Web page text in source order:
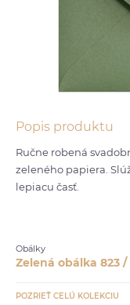
Popis produktu
Ručne robená
zeleného papiera.
lepiacu časť.
Obálky
Zelená obálka 823 /
POZRIEŤ CELÚ KOLEKCIU